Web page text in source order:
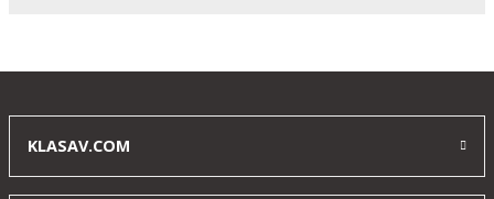
Pellet
Tüfek gerçekten çok güçlü ve uzun menzilli. Klasava
teşekkürler, her şey çok iyi ayarlanmış ve kullanımı kolay
b... b... | 24/03/2025
KLASAV.COM